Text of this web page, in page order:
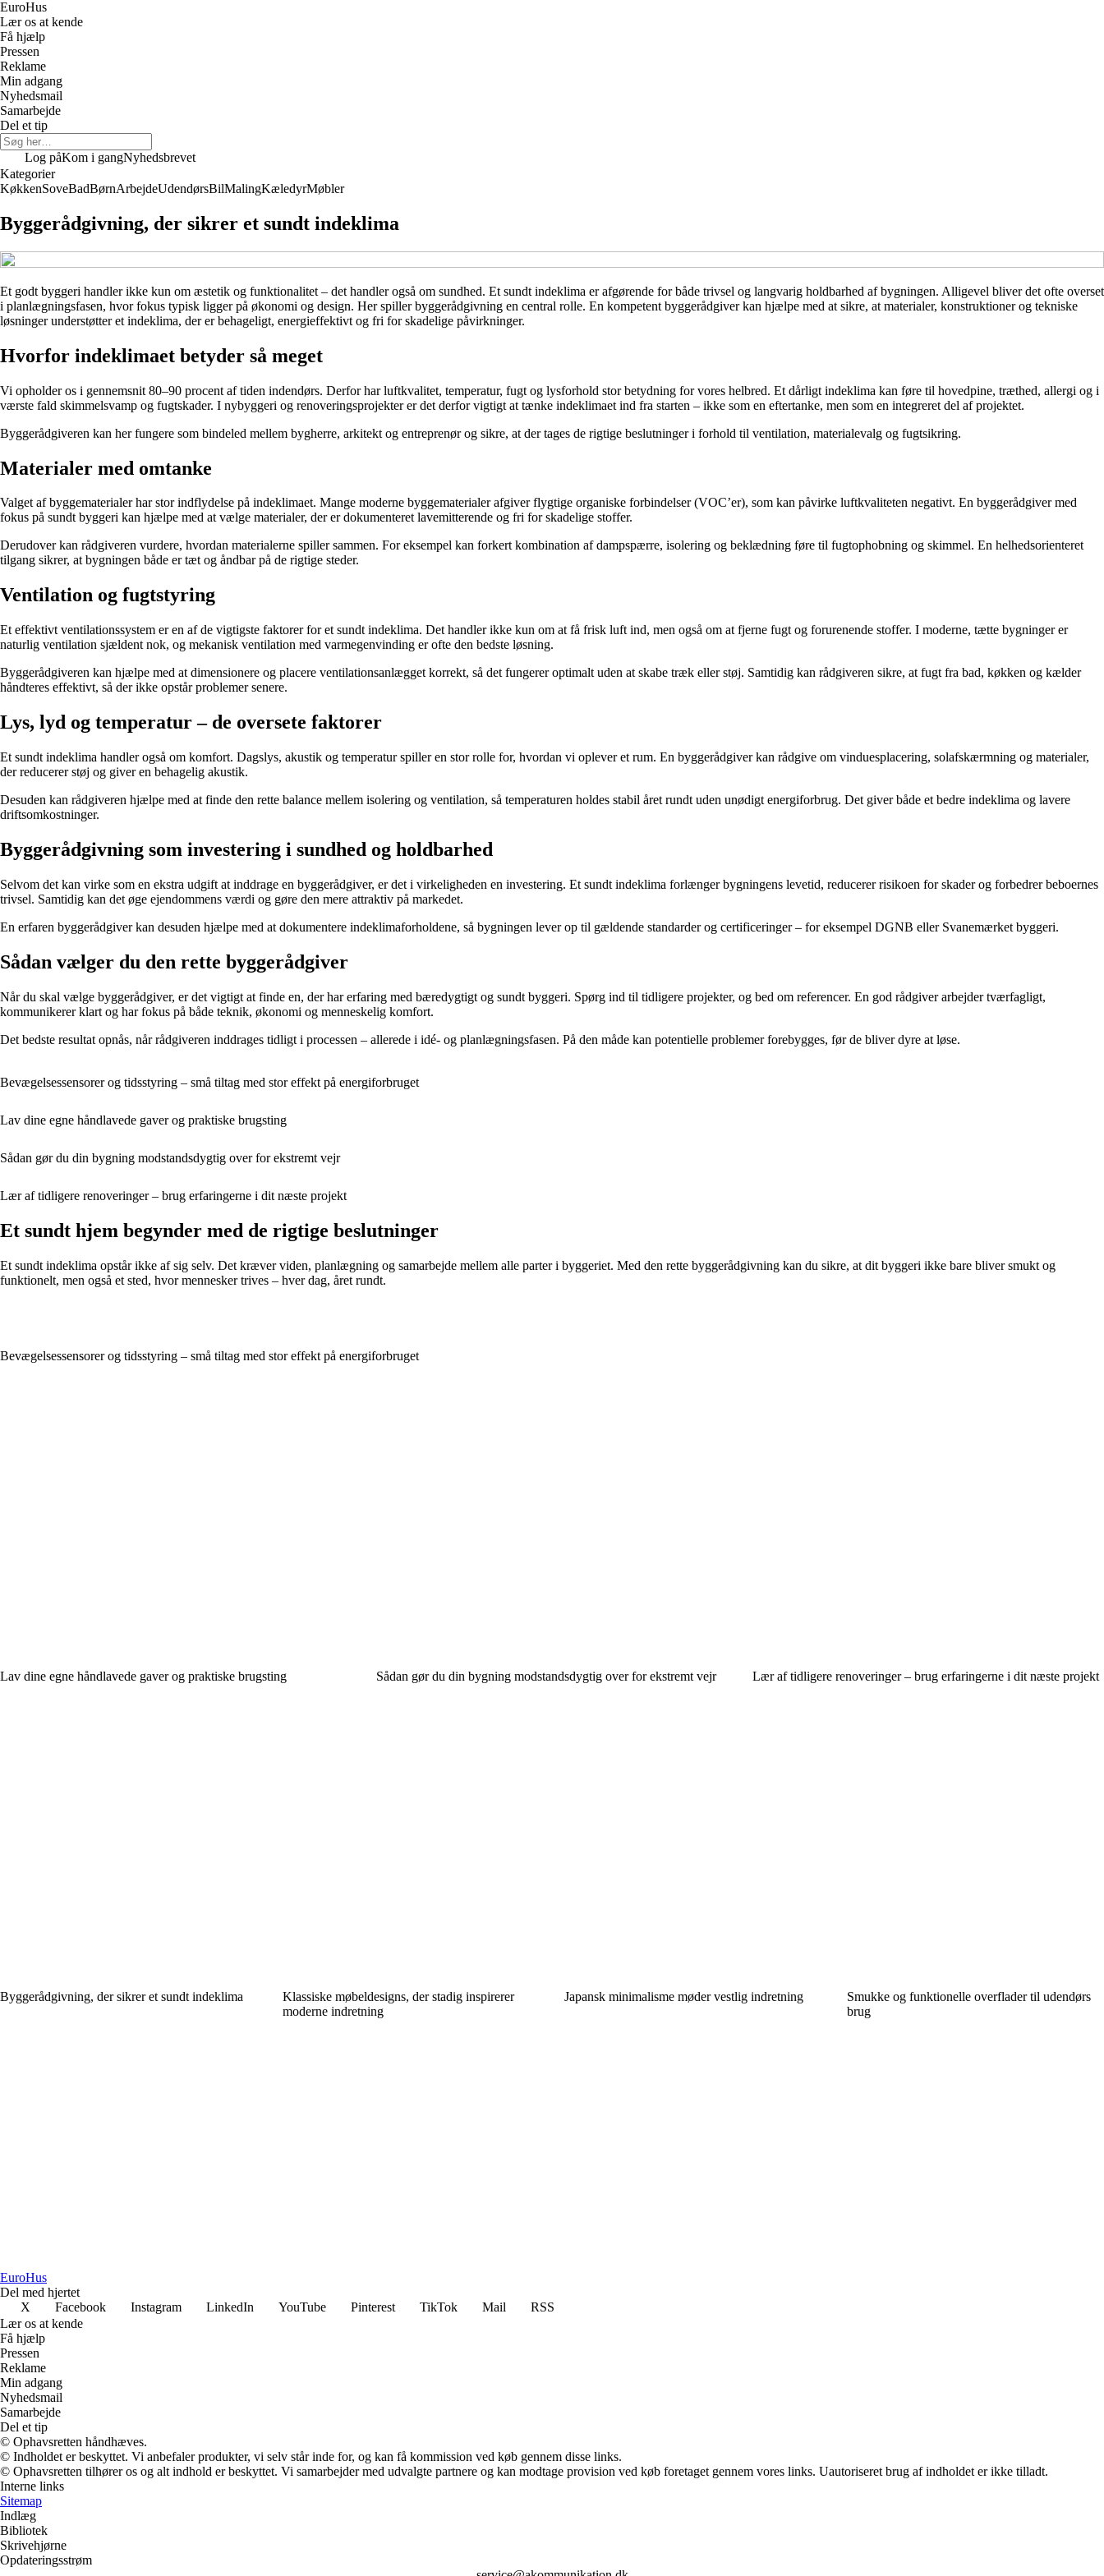
EuroHus
Lær os at kende
Få hjælp
Pressen
Reklame
Min adgang
Nyhedsmail
Samarbejde
Del et tip
Log påKom i gangNyhedsbrevet
Kategorier
KøkkenSoveBadBørnArbejdeUdendørsBilMalingKæledyrMøbler
Byggerådgivning, der sikrer et sundt indeklima
Et godt byggeri handler ikke kun om æstetik og funktionalitet – det handler også om sundhed. Et sundt indeklima er afgørende for både trivsel og langvarig holdbarhed af bygningen. Alligevel bliver det ofte overset
i planlægningsfasen, hvor fokus typisk ligger på økonomi og design. Her spiller byggerådgivning en central rolle. En kompetent byggerådgiver kan hjælpe med at sikre, at materialer, konstruktioner og tekniske
løsninger understøtter et indeklima, der er behageligt, energieffektivt og fri for skadelige påvirkninger.
Hvorfor indeklimaet betyder så meget
Vi opholder os i gennemsnit 80–90 procent af tiden indendørs. Derfor har luftkvalitet, temperatur, fugt og lysforhold stor betydning for vores helbred. Et dårligt indeklima kan føre til hovedpine, træthed, allergi og i
værste fald skimmelsvamp og fugtskader. I nybyggeri og renoveringsprojekter er det derfor vigtigt at tænke indeklimaet ind fra starten – ikke som en eftertanke, men som en integreret del af projektet.
Byggerådgiveren kan her fungere som bindeled mellem bygherre, arkitekt og entreprenør og sikre, at der tages de rigtige beslutninger i forhold til ventilation, materialevalg og fugtsikring.
Materialer med omtanke
Valget af byggematerialer har stor indflydelse på indeklimaet. Mange moderne byggematerialer afgiver flygtige organiske forbindelser (VOC’er), som kan påvirke luftkvaliteten negativt. En byggerådgiver med
fokus på sundt byggeri kan hjælpe med at vælge materialer, der er dokumenteret lavemitterende og fri for skadelige stoffer.
Derudover kan rådgiveren vurdere, hvordan materialerne spiller sammen. For eksempel kan forkert kombination af dampspærre, isolering og beklædning føre til fugtophobning og skimmel. En helhedsorienteret
tilgang sikrer, at bygningen både er tæt og åndbar på de rigtige steder.
Ventilation og fugtstyring
Et effektivt ventilationssystem er en af de vigtigste faktorer for et sundt indeklima. Det handler ikke kun om at få frisk luft ind, men også om at fjerne fugt og forurenende stoffer. I moderne, tætte bygninger er
naturlig ventilation sjældent nok, og mekanisk ventilation med varmegenvinding er ofte den bedste løsning.
Byggerådgiveren kan hjælpe med at dimensionere og placere ventilationsanlægget korrekt, så det fungerer optimalt uden at skabe træk eller støj. Samtidig kan rådgiveren sikre, at fugt fra bad, køkken og kælder
håndteres effektivt, så der ikke opstår problemer senere.
Lys, lyd og temperatur – de oversete faktorer
Et sundt indeklima handler også om komfort. Dagslys, akustik og temperatur spiller en stor rolle for, hvordan vi oplever et rum. En byggerådgiver kan rådgive om vinduesplacering, solafskærmning og materialer,
der reducerer støj og giver en behagelig akustik.
Desuden kan rådgiveren hjælpe med at finde den rette balance mellem isolering og ventilation, så temperaturen holdes stabil året rundt uden unødigt energiforbrug. Det giver både et bedre indeklima og lavere
driftsomkostninger.
Byggerådgivning som investering i sundhed og holdbarhed
Selvom det kan virke som en ekstra udgift at inddrage en byggerådgiver, er det i virkeligheden en investering. Et sundt indeklima forlænger bygningens levetid, reducerer risikoen for skader og forbedrer beboernes
trivsel. Samtidig kan det øge ejendommens værdi og gøre den mere attraktiv på markedet.
En erfaren byggerådgiver kan desuden hjælpe med at dokumentere indeklimaforholdene, så bygningen lever op til gældende standarder og certificeringer – for eksempel DGNB eller Svanemærket byggeri.
Sådan vælger du den rette byggerådgiver
Når du skal vælge byggerådgiver, er det vigtigt at finde en, der har erfaring med bæredygtigt og sundt byggeri. Spørg ind til tidligere projekter, og bed om referencer. En god rådgiver arbejder tværfagligt,
kommunikerer klart og har fokus på både teknik, økonomi og menneskelig komfort.
Det bedste resultat opnås, når rådgiveren inddrages tidligt i processen – allerede i idé- og planlægningsfasen. På den måde kan potentielle problemer forebygges, før de bliver dyre at løse.
Bevægelsessensorer og tidsstyring – små tiltag med stor effekt på energiforbruget
Lav dine egne håndlavede gaver og praktiske brugsting
Sådan gør du din bygning modstandsdygtig over for ekstremt vejr
Lær af tidligere renoveringer – brug erfaringerne i dit næste projekt
Et sundt hjem begynder med de rigtige beslutninger
Et sundt indeklima opstår ikke af sig selv. Det kræver viden, planlægning og samarbejde mellem alle parter i byggeriet. Med den rette byggerådgivning kan du sikre, at dit byggeri ikke bare bliver smukt og
funktionelt, men også et sted, hvor mennesker trives – hver dag, året rundt.
Bevægelsessensorer og tidsstyring – små tiltag med stor effekt på energiforbruget
Lav dine egne håndlavede gaver og praktiske brugsting Sådan gør du din bygning modstandsdygtig over for ekstremt vejr Lær af tidligere renoveringer – brug erfaringerne i dit næste projekt
Byggerådgivning, der sikrer et sundt indeklima
Klassiske møbeldesigns, der stadig inspirerer
moderne indretning
Japansk minimalisme møder vestlig indretning
Smukke og funktionelle overflader til udendørs
brug
EuroHus
Del med hjertet
X
Facebook Instagram LinkedIn YouTube Pinterest TikTok Mail
RSS
Lær os at kende
Få hjælp
Pressen
Reklame
Min adgang
Nyhedsmail
Samarbejde
Del et tip
© Ophavsretten håndhæves.
© Indholdet er beskyttet. Vi anbefaler produkter, vi selv står inde for, og kan få kommission ved køb gennem disse links.
© Ophavsretten tilhører os og alt indhold er beskyttet. Vi samarbejder med udvalgte partnere og kan modtage provision ved køb foretaget gennem vores links. Uautoriseret brug af indholdet er ikke tilladt.
Interne links
Sitemap
Indlæg
Bibliotek
Skrivehjørne
Opdateringsstrøm